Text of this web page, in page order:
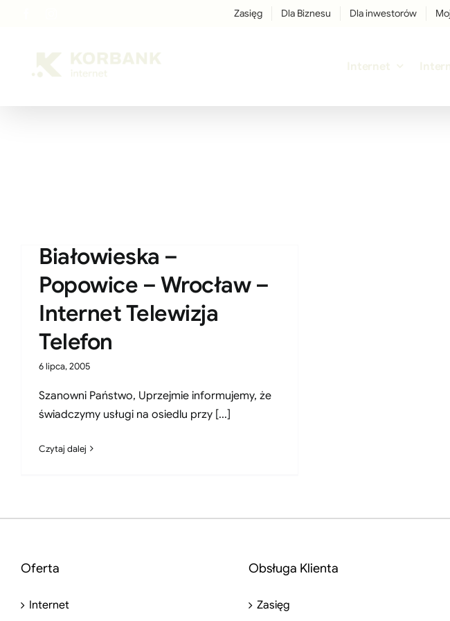
Zasięg Dla Biznesu Dla inwestorów
Internet
Białowieska –
Popowice – Wrocław –
Internet Telewizja
Telefon
6 lipca, 2005
Szanowni Państwo, Uprzejmie informujemy, że
świadczymy usługi na osiedlu przy [...]
Czytaj dalej
Oferta
Internet
Obsługa Klienta
Zasięg